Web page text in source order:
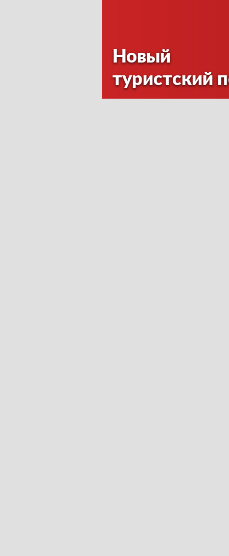
Новый
туристский